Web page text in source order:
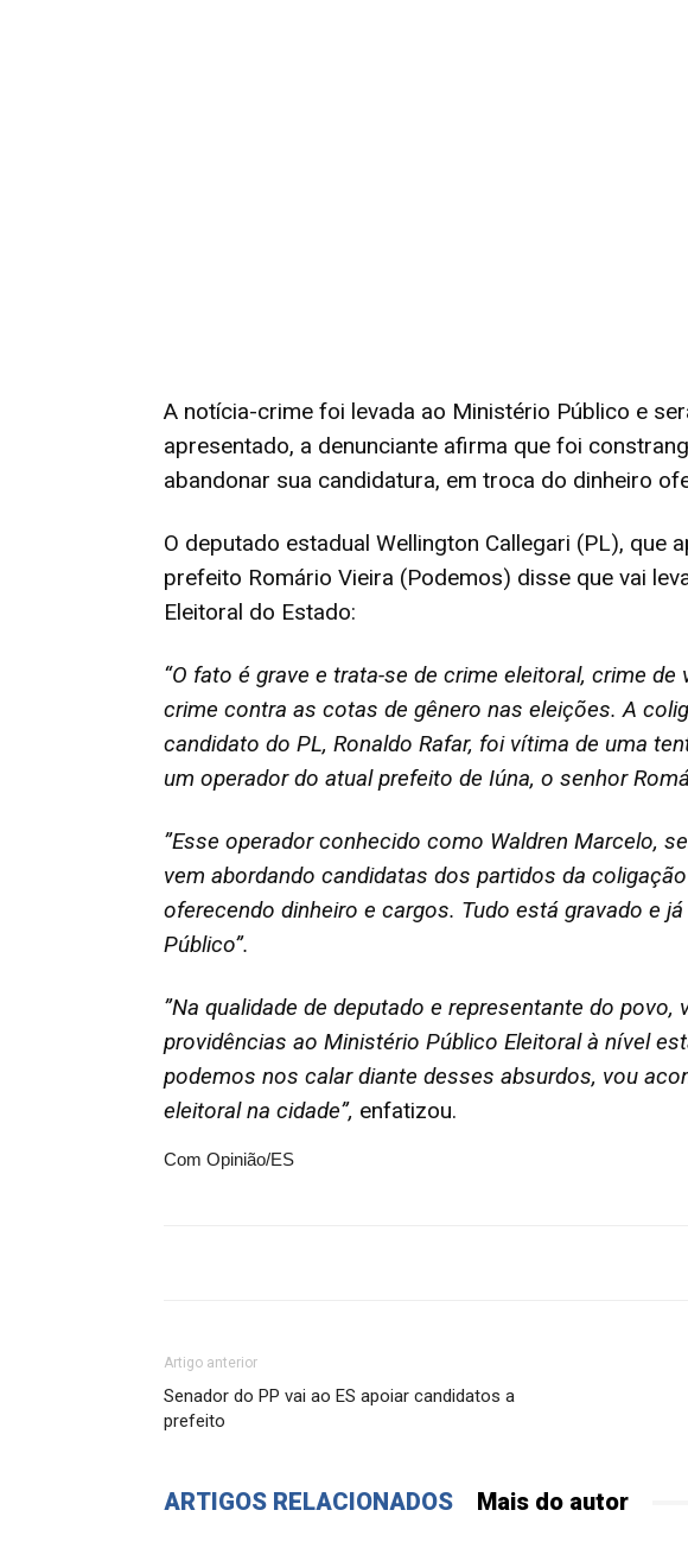
A notícia-crime foi levada ao Ministério Público e
apresentado, a denunciante afirma que foi
abandonar sua candidatura, em troca do dinheiro
O deputado estadual Wellington Callegari (PL), que
prefeito Romário Vieira (Podemos) disse que vai
Eleitoral do Estado:
“O fato é grave e trata-se de crime eleitoral, crime
crime contra as cotas de gênero nas eleições. A
candidato do PL, Ronaldo Rafar, foi vítima de uma
um operador do atual prefeito de Iúna, o senhor
”Esse operador conhecido como Waldren Marcelo,
vem abordando candidatas dos partidos da coligação
oferecendo dinheiro e cargos. Tudo está gravado e
Público”.
”Na qualidade de deputado e representante do povo,
providências ao Ministério Público Eleitoral à nível
podemos nos calar diante desses absurdos, vou
eleitoral na cidade”, enfatizou.
Com Opinião/ES
Artigo anterior
Senador do PP vai ao ES apoiar candidatos a
prefeito
ARTIGOS RELACIONADOS Mais do autor